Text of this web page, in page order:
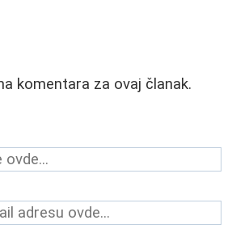
komentara za ovaj članak.